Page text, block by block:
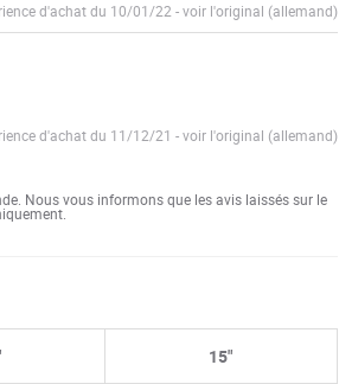
d'achat du 10/01/22 -voir l'original (allemand)
d'achat du 11/12/21 -voir l'original (allemand)
Nous vous informons que les avis laissés sur le
15"